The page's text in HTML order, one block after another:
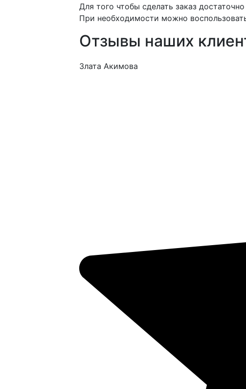
Для того чтобы сделать заказ
При необходимости можно
Отзывы наших
Злата Акимова